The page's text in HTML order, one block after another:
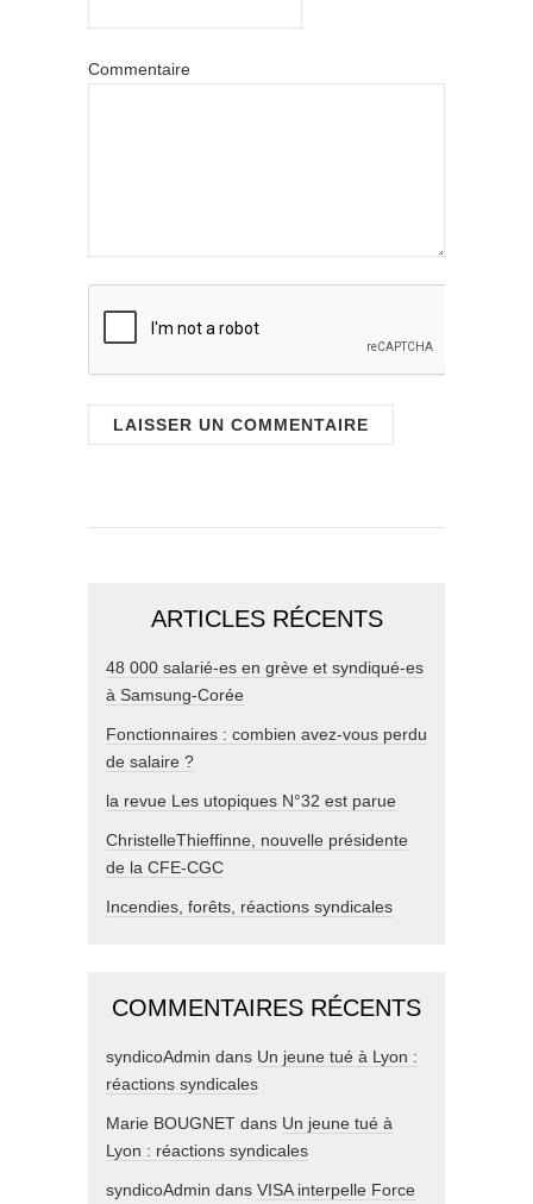
Commentaire
ARTICLES RÉCENTS
48 000 salarié-es en grève et syndiqué-es
à Samsung-Corée
Fonctionnaires : combien avez-vous perdu
de salaire ?
la revue Les utopiques N°32 est parue
ChristelleThieffinne, nouvelle présidente
de la CFE-CGC
Incendies, forêts, réactions syndicales
COMMENTAIRES RÉCENTS
syndicoAdmin dans Un jeune tué à Lyon :
réactions syndicales
Marie BOUGNET dans Un jeune tué à
Lyon : réactions syndicales
syndicoAdmin dans VISA interpelle Force